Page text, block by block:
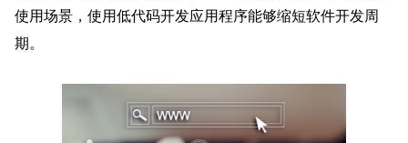
使用场景，使用低代码开发应用程序能够缩短软件开发周
期。